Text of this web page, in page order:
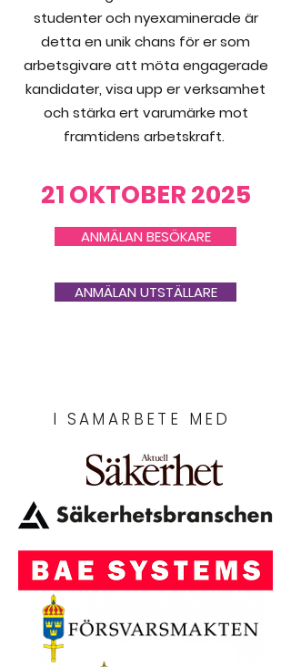
studenter och nyexaminerade är
detta en unik chans för er som
arbetsgivare att möta engagerade
kandidater, visa upp er verksamhet
och stärka ert varumärke mot
framtidens arbetskraft.
21 OKTOBER 2025
ANMÄLAN BESÖKARE
ANMÄLAN UTSTÄLLARE
I SAMARBETE MED